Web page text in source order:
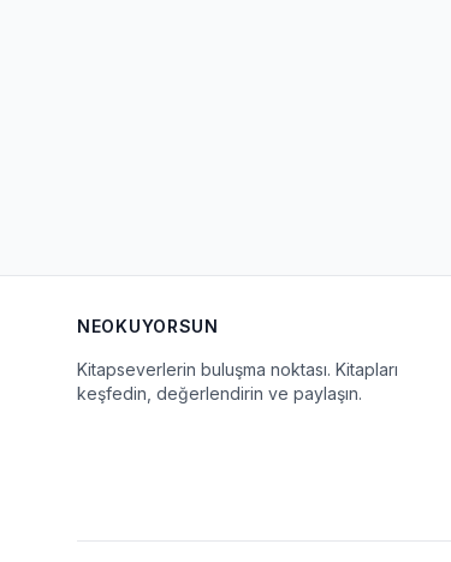
NEOKUYORSUN
Kitapseverlerin buluşma noktası. Kitapları
keşfedin, değerlendirin ve paylaşın.